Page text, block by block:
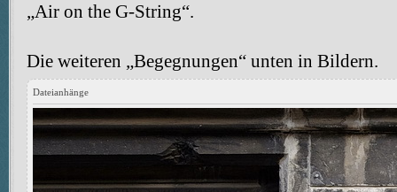
„Air on the G-String“.
Die weiteren „Begegnungen“ unten in Bildern.
Dateianhänge